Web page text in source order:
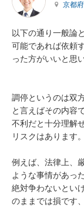
京都府
以下の通り一般論
可能であれば依頼
った方がいいと思
調停というのは双
と言えばその内容
不利だと十分理解
リスクはあります。
例えば、法律上、
ような事情があっ
絶対争わないとい
のままでは損です